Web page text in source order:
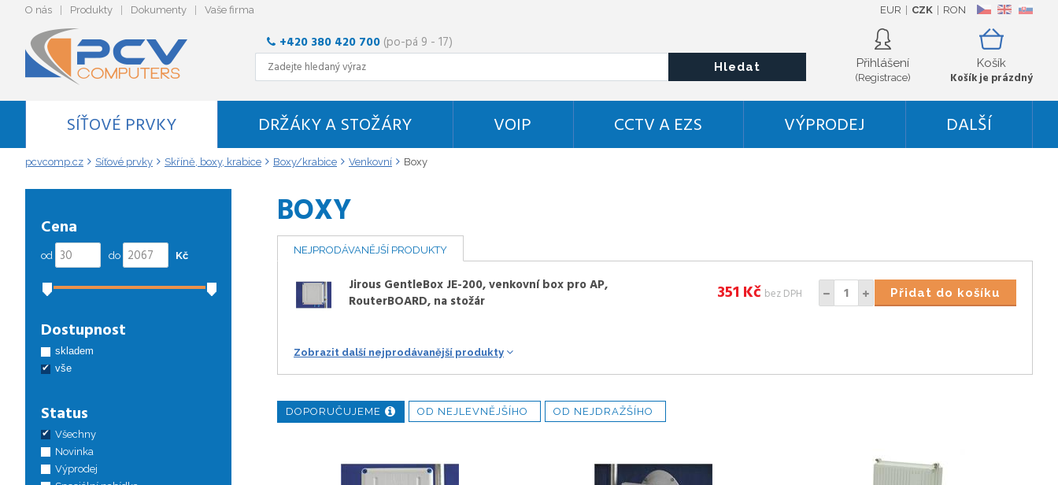
O nás Produkty Dokumenty Vaše firma CZ EN SK
EUR CZK RON
Košík
Košík je prázdný
Přihlášení
(Registrace)
+420 380 420 700 (po-pá 9 - 17)
Hledat
SÍŤOVÉ PRVKY DRŽÁKY A STOŽÁRY VOIP CCTV A EZS VÝPRODEJ DALŠÍ
pcvcomp.cz Síťové prvky Skříně, boxy, krabice Boxy/krabice Venkovní Boxy
BOXY
NEJPRODÁVANĚJŠÍ PRODUKTY
Jirous GentleBox JE-200, venkovní box pro AP,
RouterBOARD, na stožár
Přidat do košíku
351 Kč bez DPH
Zobrazit další nejprodávanější produkty
DOPORUČUJEME OD NEJLEVNĚJŠÍHO OD NEJDRAŽŠÍHO
Cena
od do Kč
Dostupnost
skladem
vše
Status
Všechny
Novinka
Výprodej